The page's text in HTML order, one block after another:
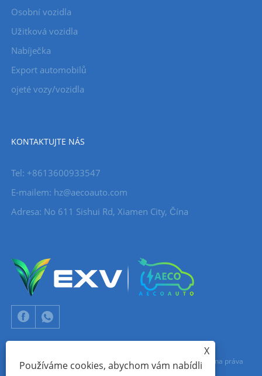
Osobní vozidla
Užitková vozidla
Nabíječka
Export automobilů
ojeté vozy/vozidla
KONTAKTUJTE NÁS
Tel: +8613600933547
E-mailem: hz@aecoauto.com
Adresa: No 611 Sishui Rd, Xiamen City, Čína
Copyright © 2024 Xiamen Aecoauto Technology Co., Ltd. Všechna práva
X
Používáme cookies, abychom vám nabídli